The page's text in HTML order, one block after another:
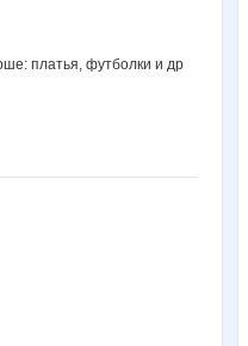
платья, футболки и др